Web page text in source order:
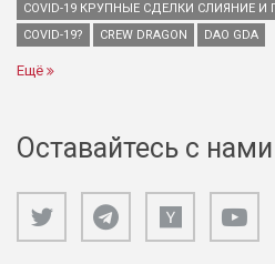
COVID-19 КРУПНЫЕ СДЕЛКИ СЛИЯНИЕ
COVID-19?
CREW DRAGON DAO GDA
Ещё
Оставайтесь с нами